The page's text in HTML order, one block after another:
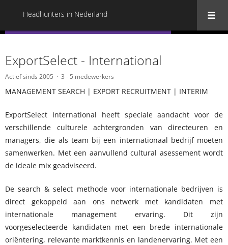
Headhunters in Nederland
ExportSelect - International
Actief sinds 2005 3 - 5 medewerkers
MANAGEMENT SEARCH | EXPORT RECRUITMENT | INTERIM
ExportSelect International heeft speciale aandacht voor de
verschillende culturele achtergronden van directeuren en
managers, die als team bij een internationaal bedrijf moeten
samenwerken. Met een aanvullend cultural asessement wordt
de ideale mix geadviseerd.
De search & select methode voor internationale bedrijven is
direct gekoppeld aan ons netwerk met kandidaten met
internationale management ervaring. Dit zijn
voorgeselecteerde kandidaten met een brede internationale
oriëntering, relevante marktkennis en landenervaring. Met een